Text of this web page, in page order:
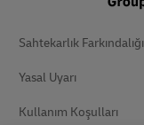
Sahtekarlık Farkındalığı
Yasal Uyarı
Kullanım Koşulları